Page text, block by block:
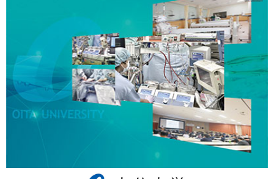
戸大学・大阪医療センター(Bi-AMPS)・東京女子医科大学
は、2024/9/27(金)-28(土)メディカルクリエーションふくし
ま2024に参加いたします。
神戸大学 2024.02.15
2024/3/12 2023年度神戸医療機器創出イノベーションシ
ンポジウム「スタートアップの成功事例―プログラム医療機